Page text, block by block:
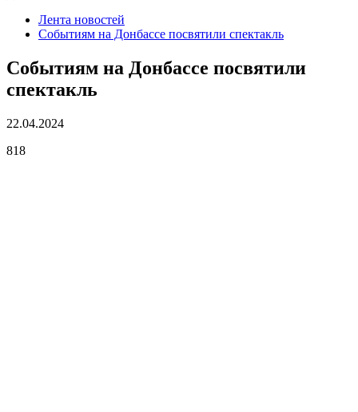
Лента новостей
Событиям на Донбассе посвятили спектакль
Событиям на Донбассе посвятили
спектакль
22.04.2024
818